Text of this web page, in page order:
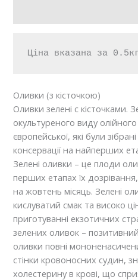
Ціна вказана за
Оливки (з кісточкою)
Оливки зелені c кісточками.
окультуреного виду
європейської, які були
консервації на найперших
Зелені оливки – це плоди
перших етапах їх
на жовтень місяць. Зелені
кислуватий смак та високо
приготуванні екзотичних
зелених оливок –
оливки повні
стінки кровоносних судин,
холестерину в крові, що